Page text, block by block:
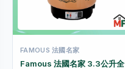
FAMOUS 法國名家
Famous 法國名家 3.3公升全